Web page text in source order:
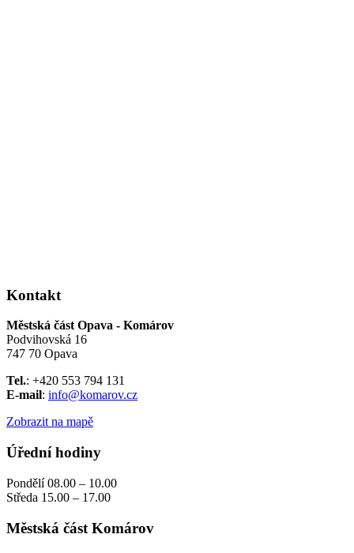
Kontakt
Městská část Opava - Komárov
Podvihovská 16
747 70 Opava
Tel.: +420 553 794 131
E-mail: info@komarov.cz
Zobrazit na mapě
Úřední hodiny
Pondělí 08.00 – 10.00
Středa 15.00 – 17.00
Městská část Komárov